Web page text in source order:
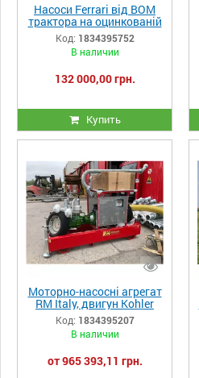
Насоси Ferrari від ВОМ
трактора на оцинкованій
рамі, підключаються до
трактора потужністю від
18 до 180 к.с. (13-130
Код: 1834395752
В наличии
132 000,00 грн.
Купить
Моторно-насосні агрегат
RM Italy, двигун Kohler
2504M 4 циліндра HP 46 і
насоса Rovatti F43
K100H/2
Код: 1834395207
В наличии
от 965 393,11 грн.